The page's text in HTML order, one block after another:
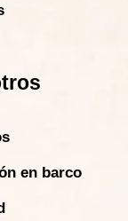
en barco